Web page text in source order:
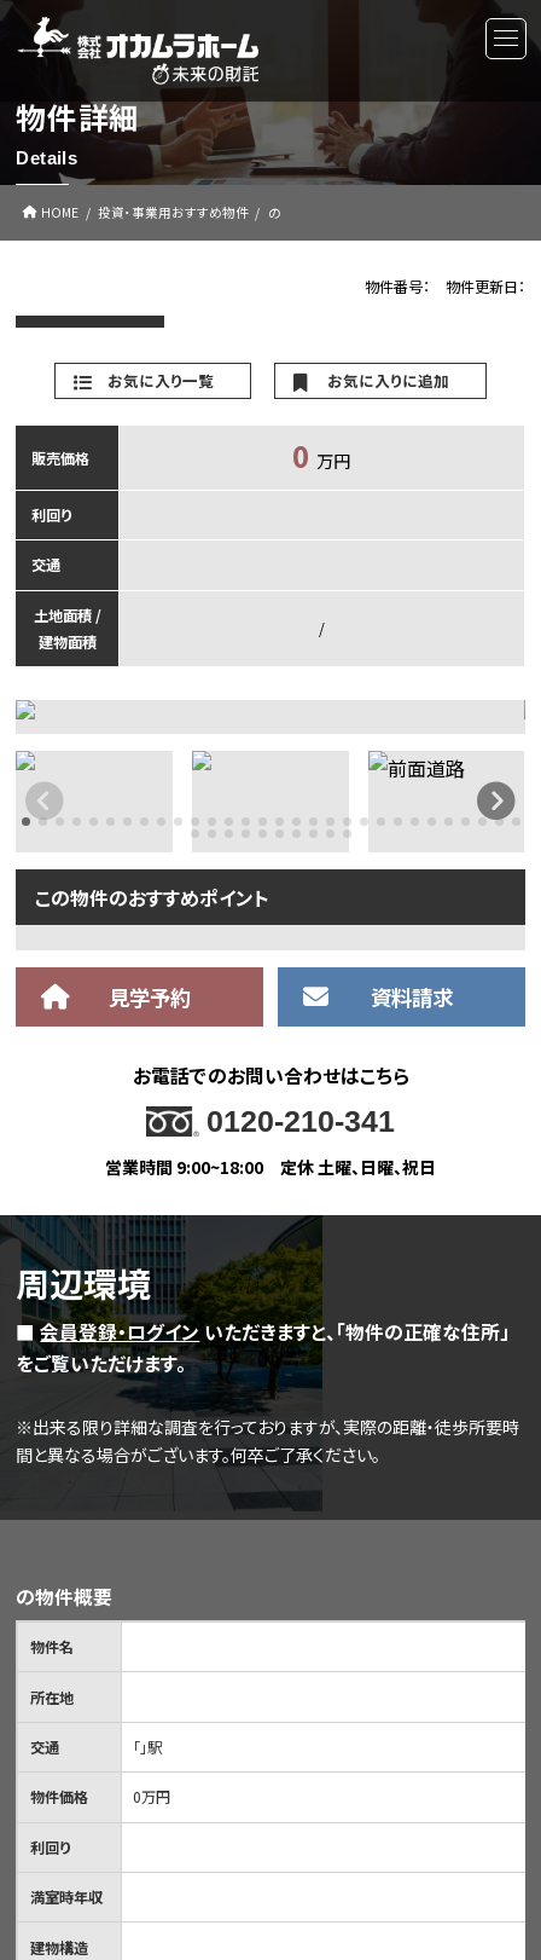
物件詳細
Details
HOME 投資・事業用おすすめ物件 の
物件番号： 物件更新日：
お気に入り一覧 お気に入りに追加
販売価格 0 万円
利回り
交通
土地面積 /
建物面積
/
見学予約 資料請求
お電話でのお問い合わせはこちら
0120-210-341
営業時間 9:00~18:00 定休 土曜、日曜、祝日
この物件のおすすめポイント
周辺環境
■ 会員登録・ログイン いただきますと、「物件の正確な住所」
をご覧いただけます。
※出来る限り詳細な調査を行っておりますが、実際の距離・徒歩所要時
間と異なる場合がございます。何卒ご了承ください。
の物件概要
物件名
所在地
交通 「」駅
物件価格 0万円
利回り
満室時年収
建物構造